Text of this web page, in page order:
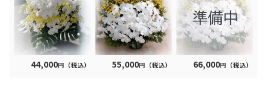
44,000円（税込） 55,000円（税込） 66,000円（税込）